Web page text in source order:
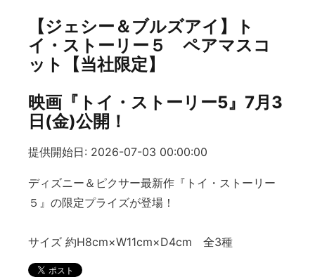
【ジェシー＆ブルズアイ】ト
イ・ストーリー５ ペアマスコ
ット【当社限定】
映画『トイ・ストーリー5』7月3
日(金)公開！
提供開始日: 2026-07-03 00:00:00
ディズニー＆ピクサー最新作『トイ・ストーリー
５』の限定プライズが登場！
サイズ 約H8cm×W11cm×D4cm 全3種